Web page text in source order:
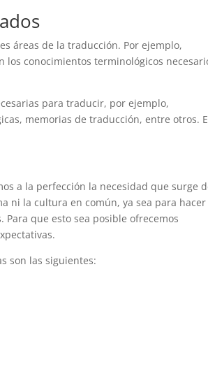
áreas de la traducción. Por ejemplo,
conocimientos terminológicos
para traducir, por ejemplo,
memorias de traducción, entre otros.
a la perfección la necesidad que surge
ni la cultura en común, ya sea para hacer
que esto sea posible ofrecemos
son las siguientes: